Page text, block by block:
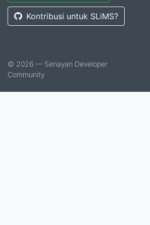
Kontribusi untuk SLiMS?
© 2026 — Senayan Developer
Community